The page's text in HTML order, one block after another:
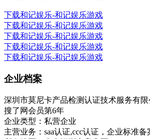
下载和记娱乐-和记娱乐游戏
下载和记娱乐-和记娱乐游戏
下载和记娱乐-和记娱乐游戏
下载和记娱乐-和记娱乐游戏
下载和记娱乐-和记娱乐游戏
企业档案
深圳市莫尼卡产品检测认证技术服务有限
搜了网会员第6年
企业类型： 私营企业
主营业务： saa认证,ccc认证，企业标准